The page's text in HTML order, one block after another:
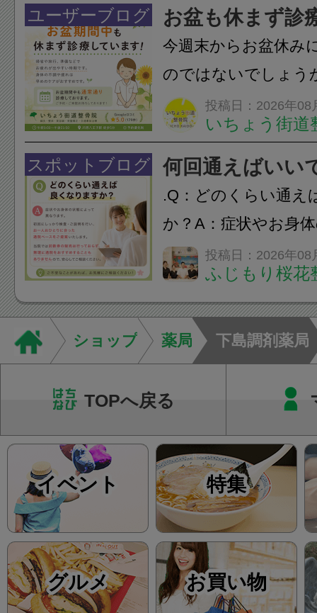
結！数多くの団体が
店街を舞台に最高の
ユーザーブログ お盆も休まず診
今週末からお盆休み
のではないでしょう
長時間の運転などで
痛・足の疲れが出や
いちょう街道整骨院
も通常通り診療して
みの...
投稿日：2026年08
いちょう街道
スポットブログ 何回通えばいい
.Q：どのくらい通え
か？A：症状やお身
異なります。初回に
ご説明を行い、お一
った通院ペースをご
す。当院では回数券
て...
投稿日：2026年08
ふじもり桜花
ショップ 薬局 下島調剤薬局
TOPへ戻る
イベント 特集
グルメ お買い物